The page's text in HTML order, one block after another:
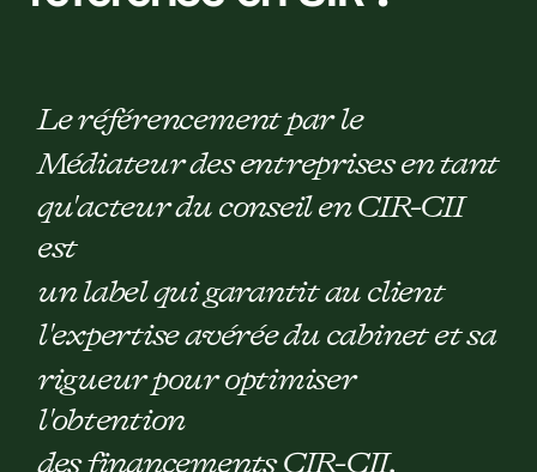
Le référencement par le
Médiateur des entreprises en tant
qu'acteur du conseil en CIR-CII
est
un label qui garantit au client
l'expertise avérée du cabinet et sa
rigueur pour optimiser
l'obtention
des financements CIR-CII.